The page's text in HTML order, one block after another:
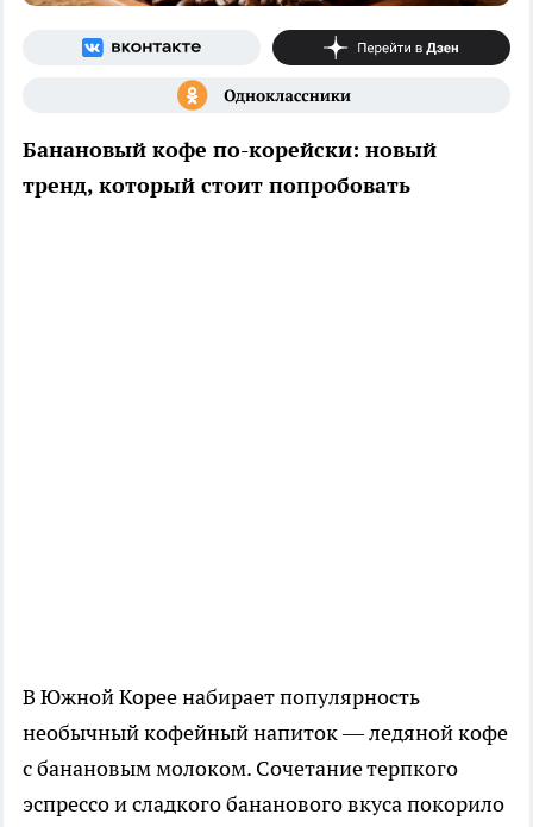
Банановый кофе по-корейски: новый
тренд, который стоит попробовать
В Южной Корее набирает популярность
необычный кофейный напиток — ледяной кофе
с банановым молоком. Сочетание терпкого
эспрессо и сладкого бананового вкуса покорило